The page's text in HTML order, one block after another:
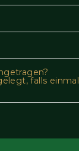
falls einmal